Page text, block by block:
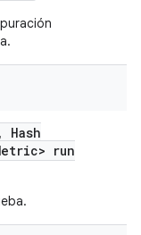
,
Hash
run